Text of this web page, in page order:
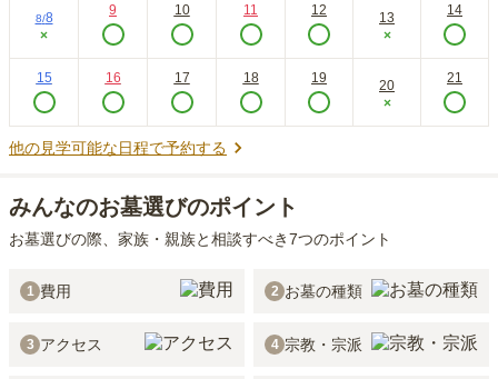
8/8
×
9 10 11 12
13
×
14
15 16 17 18 19
20
×
21
他の見学可能な日程で予約する
みんなのお墓選びのポイント
お墓選びの際、家族・親族と相談すべき7つのポイント
1 費用 2 お墓の種類
3 アクセス 4 宗教・宗派